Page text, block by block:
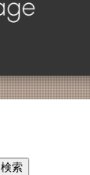
検索